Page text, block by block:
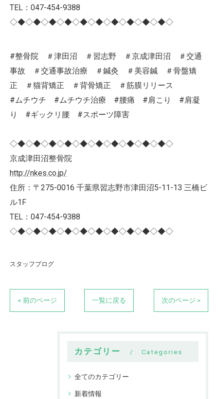
TEL：047-454-9388
◇◆◇◆◇◆◇◆◇◆◇◆◇◆◇◆◇◆◇◆◇
#整骨院 ＃津田沼 ＃習志野 ＃京成津田沼 ＃交通
事故 ＃交通事故治療 ＃鍼灸 ＃美容鍼 ＃骨盤矯
正 ＃猫背矯正 ＃背骨矯正 ＃筋膜リリース
#ムチウチ #ムチウチ治療 #腰痛 #肩こり #肩凝
り #ギックリ腰 #スポーツ障害
◇◆◇◆◇◆◇◆◇◆◇◆◇◆◇◆◇◆◇◆◇
京成津田沼整骨院
http://nkes.co.jp/
住所：〒275-0016 千葉県習志野市津田沼5-11-13 三橋ビ
ル1F
TEL：047-454-9388
◇◆◇◆◇◆◇◆◇◆◇◆◇◆◇◆◇◆◇◆◇
スタッフブログ
< 前のページ 一覧に戻る 次のページ >
カテゴリー Categories
全てのカテゴリー
新着情報